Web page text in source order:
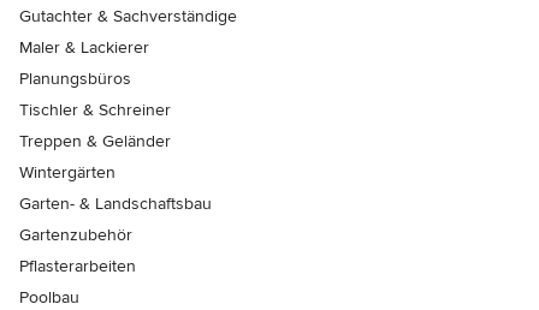
Gutachter & Sachverständige
Maler & Lackierer
Planungsbüros
Tischler & Schreiner
Treppen & Geländer
Wintergärten
Garten- & Landschaftsbau
Gartenzubehör
Pflasterarbeiten
Poolbau